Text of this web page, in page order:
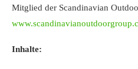
Mitglied der Scandinavian
Inhalte: